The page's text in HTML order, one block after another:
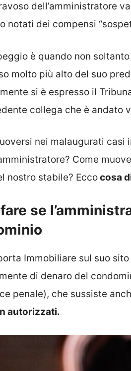
dell’amministratore
notati dei compensi
è quando non
molto più alto del suo
si è espresso il
collega che è andato
nei malaugurati
Come
nostro stabile? Eccocosa
se
Immobiliare sul suo
di denaro del
penale), che sussiste
autorizzati.